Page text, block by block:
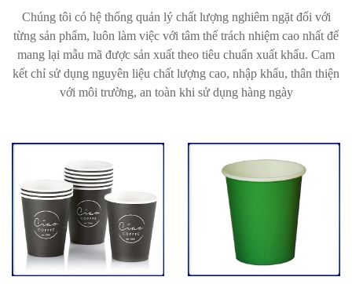
Chúng tôi có hệ thống quản lý chất lượng nghiêm ngặt đối với
từng sản phẩm, luôn làm việc với tâm thế trách nhiệm cao nhất để
mang lại mẫu mã được sản xuất theo tiêu chuẩn xuất khẩu. Cam
kết chỉ sử dụng nguyên liệu chất lượng cao, nhập khẩu, thân thiện
với môi trường, an toàn khi sử dụng hàng ngày